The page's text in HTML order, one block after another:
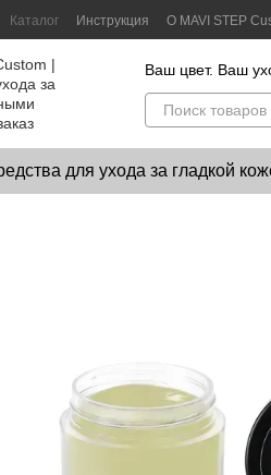
контенту
Каталог Инструкция О MAVI STEP
Отзывы клиентов
Ваш цвет. Ваш
для ухода за гладкой